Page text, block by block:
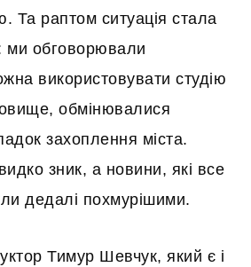
Та раптом ситуація стала
ми обговорювали
використовувати студію
обмінювалися
захоплення міста.
зник, а новини, які все
дедалі похмурішими.
Тимур Шевчук, який є і